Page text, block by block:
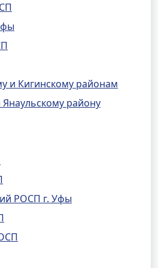
и Кигинскому районам
району
РОСП г. Уфы